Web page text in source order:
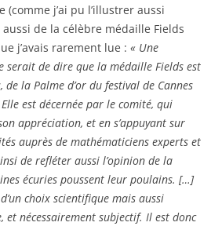
(comme j’ai pu l’illustrer aussi
aussi de la célèbre médaille Fields
j’avais rarement lue : « Une
serait de dire que la médaille Fields est
de la Palme d’or du festival de Cannes
est décernée par le comité, qui
appréciation, et en s’appuyant sur
auprès de mathématiciens experts et
de refléter aussi l’opinion de la
écuries poussent leur poulains. […]
choix scientifique mais aussi
et nécessairement subjectif. Il est donc